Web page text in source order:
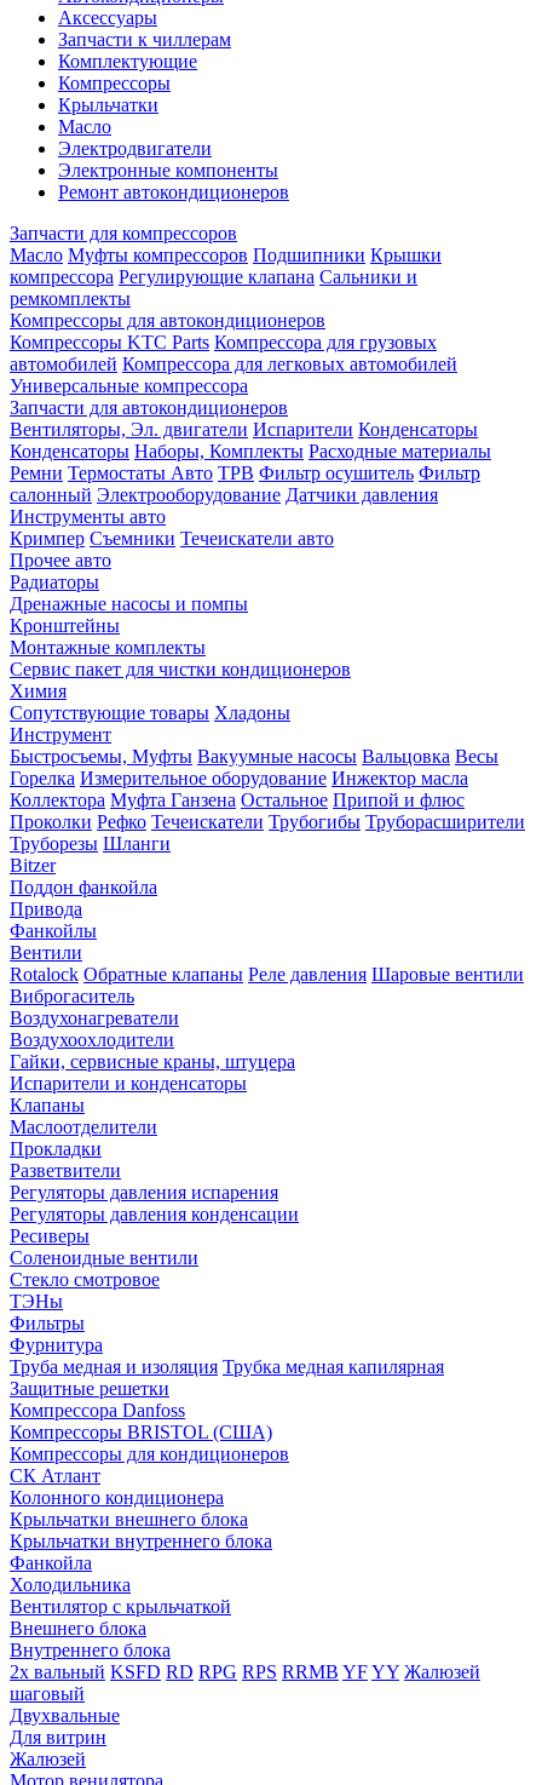
Аксессуары
Запчасти к чиллерам
Комплектующие
Компрессоры
Крыльчатки
Масло
Электродвигатели
Электронные компоненты
Ремонт автокондиционеров
Запчасти для компрессоров
Масло Муфты компрессоров Подшипники Крышки
компрессора Регулирующие клапана Сальники и
ремкомплекты
Компрессоры для автокондиционеров
Компрессоры KTC Parts Компрессора для грузовых
автомобилей Компрессора для легковых автомобилей
Универсальные компрессора
Запчасти для автокондиционеров
Вентиляторы, Эл. двигатели Испарители Конденсаторы
Конденсаторы Наборы, Комплекты Расходные материалы
Ремни Термостаты Авто ТРВ Фильтр осушитель Фильтр
салонный Электрооборудование Датчики давления
Инструменты авто
Кримпер Съемники Течеискатели авто
Прочее авто
Радиаторы
Дренажные насосы и помпы
Кронштейны
Монтажные комплекты
Сервис пакет для чистки кондиционеров
Химия
Сопутствующие товары Хладоны
Инструмент
Быстросъемы, Муфты Вакуумные насосы Вальцовка Весы
Горелка Измерительное оборудование Инжектор масла
Коллектора Муфта Ганзена Остальное Припой и флюс
Проколки Рефко Течеискатели Трубогибы Труборасширители
Труборезы Шланги
Bitzer
Поддон фанкойла
Привода
Фанкойлы
Вентили
Rotalock Обратные клапаны Реле давления Шаровые вентили
Виброгаситель
Воздухонагреватели
Воздухоохлодители
Гайки, сервисные краны, штуцера
Испарители и конденсаторы
Клапаны
Маслоотделители
Прокладки
Разветвители
Регуляторы давления испарения
Регуляторы давления конденсации
Ресиверы
Соленоидные вентили
Стекло смотровое
ТЭНы
Фильтры
Фурнитура
Труба медная и изоляция Трубка медная капилярная
Защитные решетки
Компрессора Danfoss
Компрессоры BRISTOL (США)
Компрессоры для кондиционеров
СК Атлант
Колонного кондиционера
Крыльчатки внешнего блока
Крыльчатки внутреннего блока
Фанкойла
Холодильника
Вентилятор с крыльчаткой
Внешнего блока
Внутреннего блока
2х вальный KSFD RD RPG RPS RRMB YFYY Жалюзей
шаговый
Двухвальные
Для витрин
Жалюзей
Мотор венилятора